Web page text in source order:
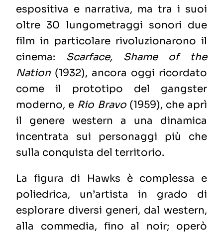
espositiva e narrativa, ma tra i suoi
oltre 30 lungometraggi sonori due
film in particolare rivoluzionarono il
cinema: Scarface, Shame of the
Nation (1932), ancora oggi ricordato
come il prototipo del gangster
moderno, e Rio Bravo(1959), che aprì
il genere western a una dinamica
incentrata sui personaggi più che
sulla conquista del territorio.
La figura di Hawks è complessa e
poliedrica, un’artista in grado di
esplorare diversi generi, dal western,
alla commedia, fino al noir; operò